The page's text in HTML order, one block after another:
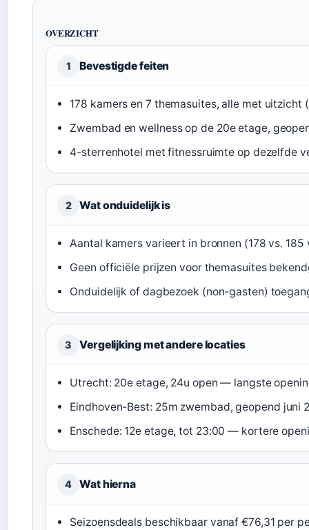
OVERZICHT
1 Bevestigde feiten
178 kamers en 7 themasuites, alle met uitzicht (
Zwembad en wellness op de 20e etage,
4-sterrenhotel met fitnessruimte op dezelfde
2 Wat onduidelijk is
Aantal kamers varieert in bronnen (178 vs. 185
Geen officiële prijzen voor themasuites
Onduidelijk of dagbezoek (non-gasten)
3 Vergelijking met andere locaties
Utrecht: 20e etage, 24u open — langste
Eindhoven-Best: 25m zwembad, geopend
Enschede: 12e etage, tot 23:00 — kortere
4 Wat hierna
Seizoensdeals beschikbaar vanaf €76,31 per